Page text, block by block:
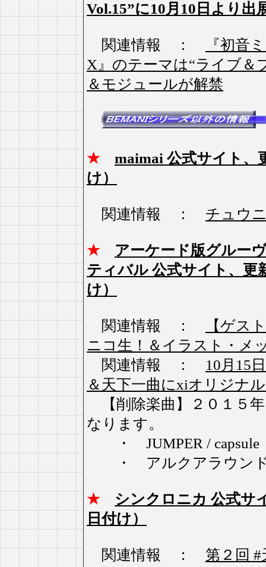
Vol.15”に10月10日より出
関連情報 ：
『初音
X』のテーマは“ライブ
＆モジュールが解禁
★
maimai 公式サイト、
け）
関連情報 ： チュウ
★
アーケード版グルー
ティバル 公式サイト、更
け）
関連情報 ：
【ゲス
ニコ生！＆イラスト・メ
関連情報 ： 10月15
＆天下一曲にxiオリジナ
【削除楽曲】２０１５
なります。
・ JUMPER / capsule
・ アルクアラウン
★
シンクロニカ 公式サ
日付け）
関連情報 ： 第２回